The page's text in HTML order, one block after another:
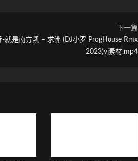
下一篇
-就是南方凯 – 求佛 (DJ小罗 ProgHouse Rmx
2023)vj素材.mp4